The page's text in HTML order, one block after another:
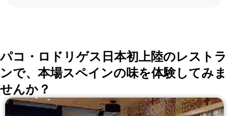
パコ・ロドリゲス日本初上陸のレストラ
ンで、本場スペインの味を体験してみま
せんか？